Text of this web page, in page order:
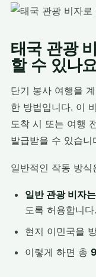
태국 관광
할 수 있나
단기 봉사 여행을
한 방법입니다. 이
도착 시 또는 여행
발급받을 수 있습니
일반적인 작동 방
일반 관광 비자는
도록 허용합니다.
현지 이민국을
이렇게 하면 총